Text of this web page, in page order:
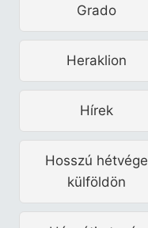
Grado
Heraklion
Hírek
Hosszú hétvége
külföldön